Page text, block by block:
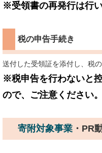
※受領書の再発行は行い
税の申告手続き
送付した受領証を添付し、税
※税申告を行わないと
ので、ご注意ください。
寄附対象事業 ・PR